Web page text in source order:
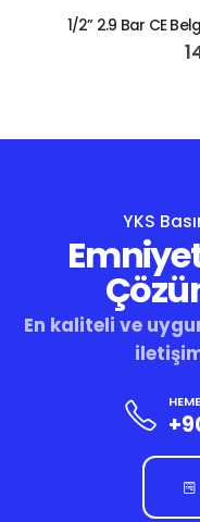
1/2” 2.9 Bar CE
YKS
En kaliteli ve